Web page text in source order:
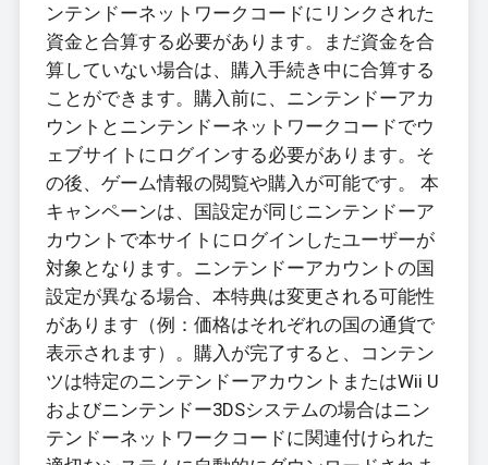
ンテンドーネットワークコードにリンクされた
資金と合算する必要があります。まだ資金を合
算していない場合は、購入手続き中に合算する
ことができます。購入前に、ニンテンドーアカ
ウントとニンテンドーネットワークコードでウ
ェブサイトにログインする必要があります。そ
の後、ゲーム情報の閲覧や購入が可能です。 本
キャンペーンは、国設定が同じニンテンドーア
カウントで本サイトにログインしたユーザーが
対象となります。ニンテンドーアカウントの国
設定が異なる場合、本特典は変更される可能性
があります（例：価格はそれぞれの国の通貨で
表示されます）。購入が完了すると、コンテン
ツは特定のニンテンドーアカウントまたはWii U
およびニンテンドー3DSシステムの場合はニン
テンドーネットワークコードに関連付けられた